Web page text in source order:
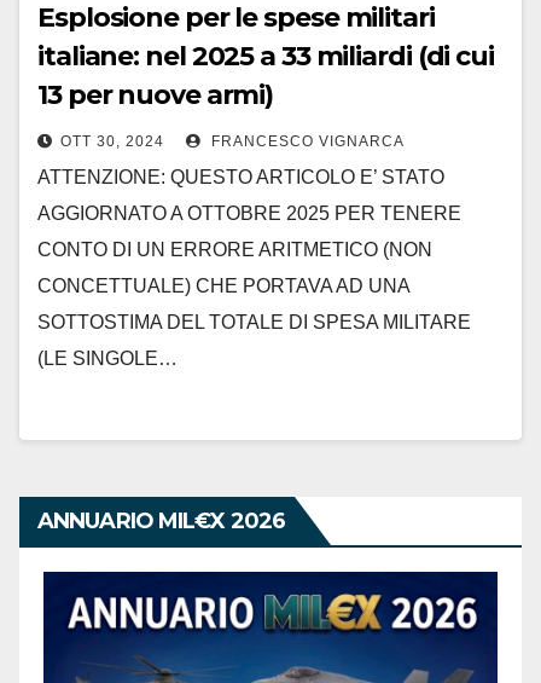
Esplosione per le spese militari
italiane: nel 2025 a 33 miliardi (di cui
13 per nuove armi)
OTT 30, 2024 FRANCESCO VIGNARCA
ATTENZIONE: QUESTO ARTICOLO E’ STATO
AGGIORNATO A OTTOBRE 2025 PER TENERE
CONTO DI UN ERRORE ARITMETICO (NON
CONCETTUALE) CHE PORTAVA AD UNA
SOTTOSTIMA DEL TOTALE DI SPESA MILITARE
(LE SINGOLE…
ANNUARIO MIL€X 2026